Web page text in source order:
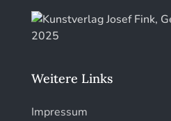
Weitere Links
Impressum